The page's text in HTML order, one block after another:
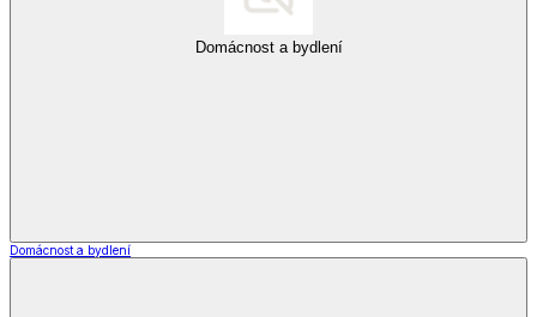
Domácnost a bydlení
Domácnost a bydlení